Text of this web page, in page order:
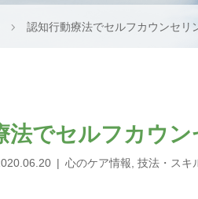
認知行動療法でセルフカウンセリ
法でセルフカウン
心のケア情報 技法・スキ